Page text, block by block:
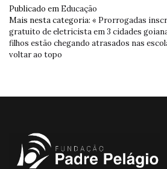
Publicado em Educação
Mais nesta categoria: « Prorrogadas
gratuito de eletricista em 3 cidades
filhos estão chegando atrasados nas
voltar ao topo